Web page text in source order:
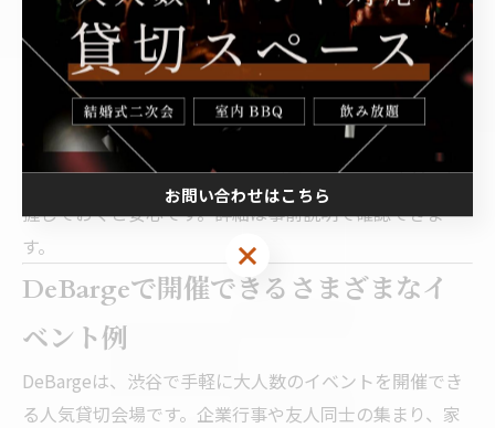
ージに合わせた空間作りが楽しめます。
予約方法とキャンセル規定の詳細
予約は公式サイトや電話、専用予約フォームで簡単に行
えます。仮予約や下見相談も可能で、利用日や人数変更
にも柔軟に対応。キャンセル規定は、利用日から起算し
た日数によってキャンセル料金が異なるため、事前に把
握しておくと安心です。詳細は事前説明で確認できま
す。
DeBargeで開催できるさまざまなイ
ベント例
DeBargeは、渋谷で手軽に大人数のイベントを開催でき
る人気貸切会場です。企業行事や友人同士の集まり、家
お問い合わせはこちら